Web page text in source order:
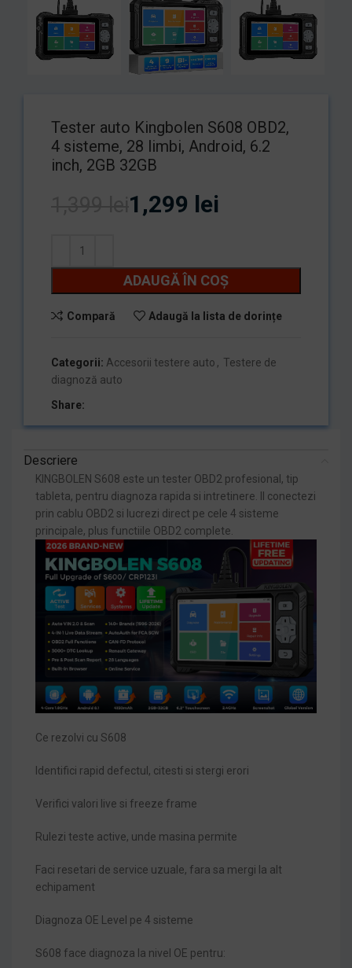
Tester auto Kingbolen S608 OBD2,
4 sisteme, 28 limbi, Android, 6.2
inch, 2GB 32GB
1,299 lei
ADAUGĂ ÎN COȘ
Compară Adaugă la lista de dorințe
Categorii: Accesorii testere auto , Testere de
diagnoză auto
Share:
Descriere
KINGBOLEN S608 este un tester OBD2 profesional, tip
tableta, pentru diagnoza rapida si intretinere. Il conectezi
prin cablu OBD2 si lucrezi direct pe cele 4 sisteme
principale, plus functiile OBD2 complete.
Ce rezolvi cu S608
Identifici rapid defectul, citesti si stergi erori
Verifici valori live si freeze frame
Rulezi teste active, unde masina permite
Faci resetari de service uzuale, fara sa mergi la alt
echipament
Diagnoza OE Level pe 4 sisteme
S608 face diagnoza la nivel OE pentru: